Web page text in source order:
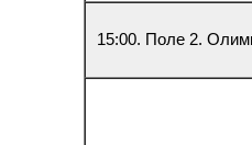
15:00. Поле 2.